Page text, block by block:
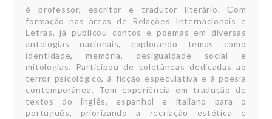
é professor, escritor e tradutor literário. Com
formação nas áreas de Relações Internacionais e
Letras, já publicou contos e poemas em diversas
antologias nacionais, explorando temas como
identidade, memória, desigualdade social e
mitologias. Participou de coletâneas dedicadas ao
terror psicológico, à ficção especulativa e à poesia
contemporânea. Tem experiência em tradução de
textos do inglês, espanhol e italiano para o
português, priorizando a recriação estética e